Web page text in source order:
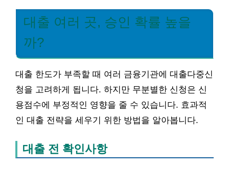
대출 여러 곳, 승인 확률 높을
까?
대출 한도가 부족할 때 여러 금융기관에 대출다중신
청을 고려하게 됩니다. 하지만 무분별한 신청은 신
용점수에 부정적인 영향을 줄 수 있습니다. 효과적
인 대출 전략을 세우기 위한 방법을 알아봅니다.
대출 전 확인사항